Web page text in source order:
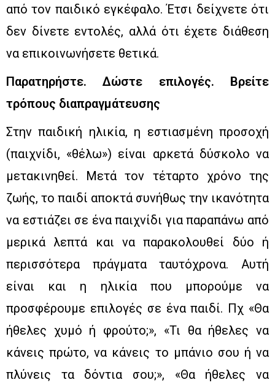
από τον παιδικό εγκέφαλο. Έτσι δείχνετε ότι
δεν δίνετε εντολές, αλλά ότι έχετε διάθεση
να επικοινωνήσετε θετικά.
Παρατηρήστε. Δώστε επιλογές. Βρείτε
τρόπους διαπραγμάτευσης
Στην παιδική ηλικία, η εστιασμένη προσοχή
(παιχνίδι, «θέλω») είναι αρκετά δύσκολο να
μετακινηθεί. Μετά τον τέταρτο χρόνο της
ζωής, το παιδί αποκτά συνήθως την ικανότητα
να εστιάζει σε ένα παιχνίδι για παραπάνω από
μερικά λεπτά και να παρακολουθεί δύο ή
περισσότερα πράγματα ταυτόχρονα. Αυτή
είναι και η ηλικία που μπορούμε να
προσφέρουμε επιλογές σε ένα παιδί. Πχ «Θα
ήθελες χυμό ή φρούτο;», «Τι θα ήθελες να
κάνεις πρώτο, να κάνεις το μπάνιο σου ή να
πλύνεις τα δόντια σου;», «Θα ήθελες να